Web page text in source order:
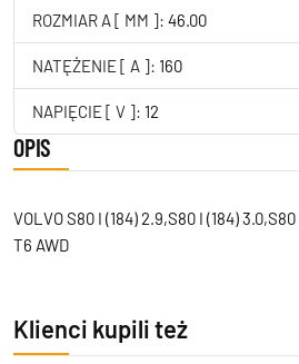
ROZMIAR A [ MM ]: 46.00
NATĘŻENIE [ A ]: 160
NAPIĘCIE [ V ]: 12
OPIS
VOLVO S80 I (184) 2.9,S80 I (184)
T6 AWD
Klienci kupili też